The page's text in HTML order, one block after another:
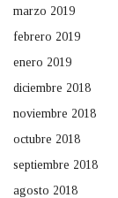
marzo 2019
febrero 2019
enero 2019
diciembre 2018
noviembre 2018
octubre 2018
septiembre 2018
agosto 2018